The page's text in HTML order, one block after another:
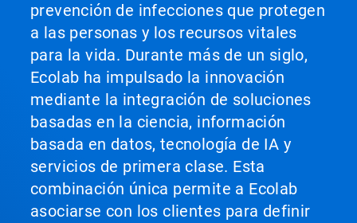
prevención de infecciones que protegen
a las personas y los recursos vitales
para la vida. Durante más de un siglo,
Ecolab ha impulsado la innovación
mediante la integración de soluciones
basadas en la ciencia, información
basada en datos, tecnología de IA y
servicios de primera clase. Esta
combinación única permite a Ecolab
asociarse con los clientes para definir